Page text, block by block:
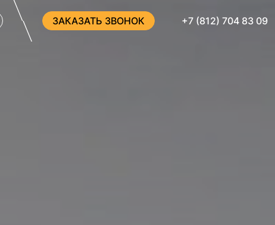
ЗАКАЗАТЬ ЗВОНОК +7 (812) 704 83 09